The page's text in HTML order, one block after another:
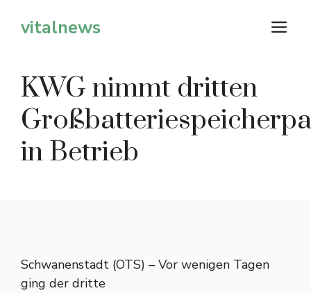
Inhaltvitalnews
KWG nimmt dritten
in Betrieb
Schwanenstadt (OTS) – Vor wenigen Tagen
ging der dritte